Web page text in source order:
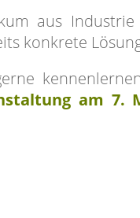
aus
konkrete
am 7.